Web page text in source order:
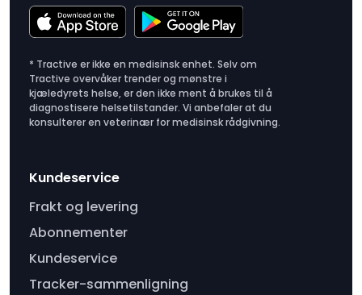
* Tractive er ikke en medisinsk enhet. Selv om
Tractive overvåker trender og mønstre i
kjæledyrets helse, er den ikke ment å brukes til å
diagnostisere helsetilstander. Vi anbefaler at du
konsulterer en veterinær for medisinsk rådgivning.
Kundeservice
Frakt og levering
Abonnementer
Kundeservice
Tracker-sammenligning